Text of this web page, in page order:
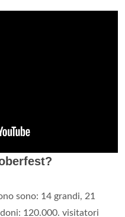
sono: 14 grandi, 21
120.000. visitatori